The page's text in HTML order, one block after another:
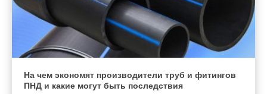
На чем экономят производители труб и фитингов
ПНД и какие могут быть последствия